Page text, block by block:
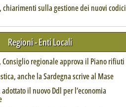
chiarimenti sulla gestione dei nuovi codici
Regioni - Enti Locali
Consiglio regionale approva il Piano rifiuti
anche la Sardegna scrive al Mase
il nuovo Ddl per l’economia